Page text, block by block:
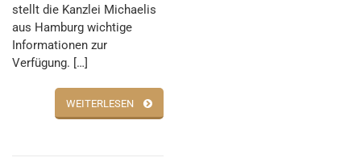
stellt die Kanzlei Michaelis
aus Hamburg wichtige
Informationen zur
Verfügung. […]
WEITERLESEN